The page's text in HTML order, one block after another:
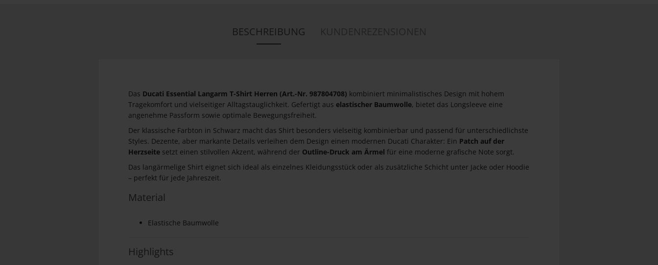
BESCHREIBUNG
Das Ducati Essential Langarm T-Shirt Herren (Art.-Nr. 987804708) kombiniert minimalistisches Design mit hohem
Tragekomfort und vielseitiger Alltagstauglichkeit. Gefertigt aus elastischer Baumwolle, bietet das Longsleeve eine
angenehme Passform sowie optimale Bewegungsfreiheit.
Der klassische Farbton in Schwarz macht das Shirt besonders vielseitig kombinierbar und passend für unterschiedlichste
Styles. Dezente, aber markante Details verleihen dem Design einen modernen Ducati Charakter: Ein Patch auf der
Herzseite setzt einen stilvollen Akzent, während der Outline-Druck am Ärmel für eine moderne grafische Note sorgt.
Das langärmelige Shirt eignet sich ideal als einzelnes Kleidungsstück oder als zusätzliche Schicht unter Jacke oder Hoodie
– perfekt für jede Jahreszeit.
Material
Elastische Baumwolle
Highlights